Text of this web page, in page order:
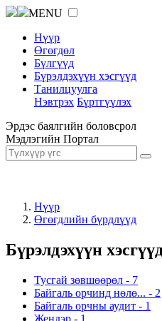
MENU
Нүүр
Өгөгдөл
Бүлгүүд
Бүрэлдэхүүн хэсгүүд
Танилцуулга
Нэвтрэх Бүртгүүлэх
Эрдэс баялгийн боловсрол
Мэдлэгийн Портал
Нүүр
Өгөгдлийн бүрдлүүд
Бүрэлдэхүүн
Тусгай зөвшөөрөл - 7
Байгаль орчинд нөлө... - 2
Байгаль орчны аудит - 1
Жендэр - 1